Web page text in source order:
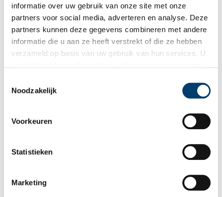
informatie over uw gebruik van onze site met onze
partners voor social media, adverteren en analyse. Deze
partners kunnen deze gegevens combineren met andere
informatie die u aan ze heeft verstrekt of die ze hebben
verzameld op basis van uw gebruik van hun services. U
Noodzakelijk
Voorkeuren
Statistieken
Marketing
Bron: Grote Kerk Schermerhorn
Publicatiedatum: 28/06/2026